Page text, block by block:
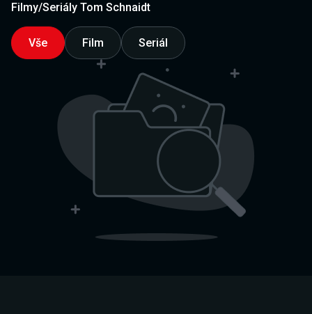
Filmy/Seriály Tom Schnaidt
Vše Film Seriál